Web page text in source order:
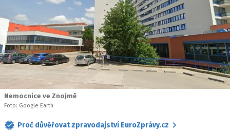
Nemocnice ve Znojmě
Foto: Google Earth
Proč důvěřovat zpravodajství EuroZprávy.cz